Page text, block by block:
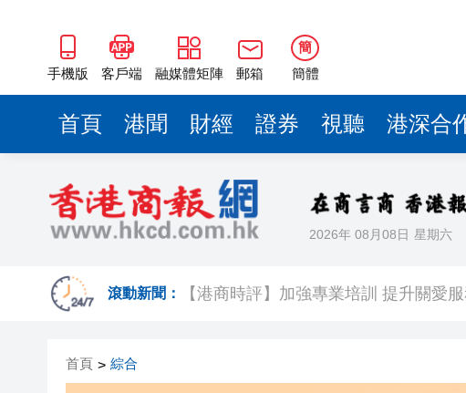
手機版 客戶端 融媒體矩陣 郵箱
簡
簡體
首頁 港聞 財經 證券 視聽 港深合
2026年 08月08日 星期六
滾動新聞：
【港商時評】加強專業培訓 提升關愛
首頁 > 綜合